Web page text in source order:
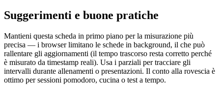
Suggerimenti e buone pratiche
Mantieni questa scheda in primo piano per la misurazione più
precisa — i browser limitano le schede in background, il che può
rallentare gli aggiornamenti (il tempo trascorso resta corretto perché
è misurato da timestamp reali). Usa i parziali per tracciare gli
intervalli durante allenamenti o presentazioni. Il conto alla rovescia è
ottimo per sessioni pomodoro, cucina o test a tempo.